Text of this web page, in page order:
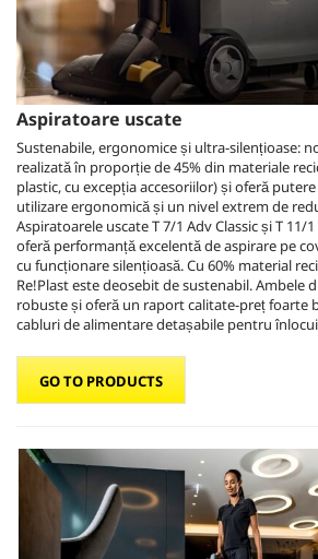
Aspiratoare uscate
Sustenabile, ergonomice și ultra-silențioase:
realizată în proporție de 45% din materiale
plastic, cu excepția accesoriilor) și oferă
utilizare ergonomică și un nivel extrem de
Aspiratoarele uscate T 7/1 Adv Classic și T 11/
oferă performanță excelentă de aspirare pe
cu funcționare silențioasă. Cu 60% material
Re!Plast este deosebit de sustenabil. Ambele
robuste și oferă un raport calitate-preț foarte
cabluri de alimentare detașabile pentru
GO TO PRODUCTS